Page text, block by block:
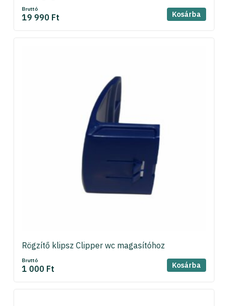
Bruttó
19 990 Ft Kosárba
Rögzítő klipsz Clipper wc magasítóhoz
Bruttó
1 000 Ft Kosárba